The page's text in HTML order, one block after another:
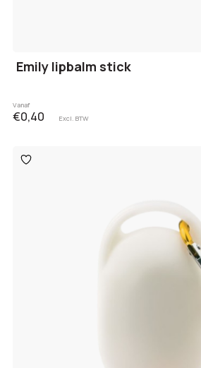
Emily lipbalm stick
Vanaf
€0,40 Excl. BTW
Toevoegen
aan